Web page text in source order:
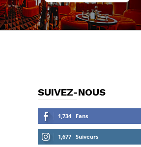
SUIVEZ-NOUS
1,734 Fans
1,677 Suiveurs